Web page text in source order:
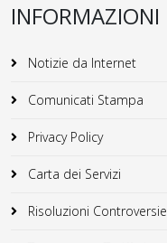
INFORMAZIONI
Notizie da Internet
Comunicati Stampa
Privacy Policy
Carta dei Servizi
Risoluzioni Controversie